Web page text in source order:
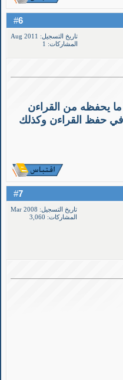
6
تاريخ التسجيل: Aug 2011
المشاركات: 1
ما يحفظه من القراءن
حفظ القراءن وكذلك
7
تاريخ التسجيل: Mar 2008
المشاركات: 3,060